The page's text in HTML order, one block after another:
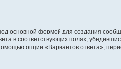
основной формой для создания
в соответствующих полях,
опции «Вариантов ответа»,